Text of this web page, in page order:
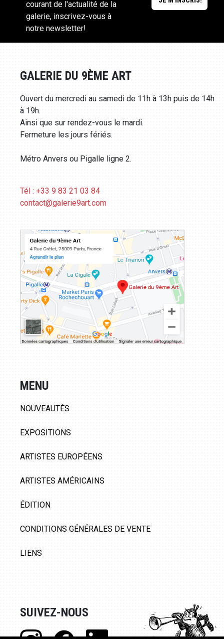
courant de l'actualité de la
galerie, inscrivez-vous à
notre newsletter!
GALERIE DU 9ÈME ART
Ouvert du mercredi au samedi de 11h à 13h puis de 14h
à 19h.
Ainsi que sur rendez-vous le mardi.
Fermeture les jours fériés.
Métro Anvers ou Pigalle ligne 2.
Tél : +33 9 83 21 03 84
contact@galerie9art.com
MENU
NOUVEAUTÉS
EXPOSITIONS
ARTISTES EUROPÉENS
ARTISTES AMÉRICAINS
ÉDITION
CONDITIONS GÉNÉRALES DE VENTE
LIENS
SUIVEZ-NOUS